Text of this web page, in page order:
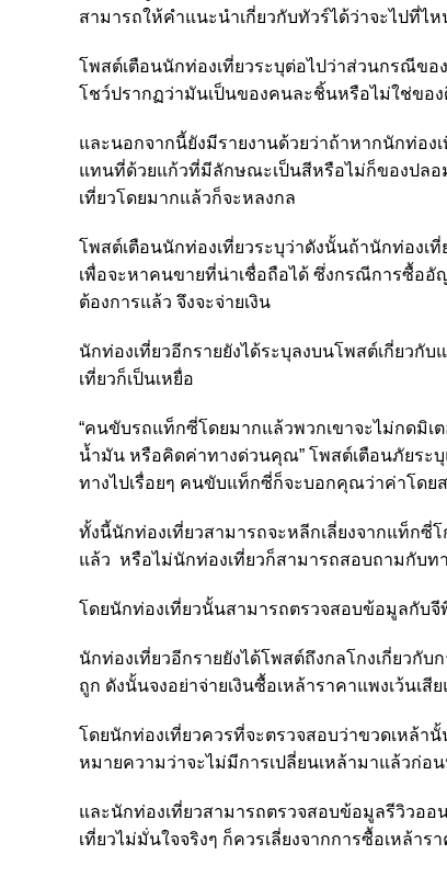
สามารถให้คำแนะนำเกี่ยวกับทัวร์ได้ว่าจะไปที่ไ
โพสต์เตือนนักท่องเที่ยวระบุต่อไปว่าส่วนกรณีข
โชว์ปรากฏว่ามันเป็นของคนละชิ้นหรือไม่ใช่ของ
และนอกจากนี้ยังมีรายงานด้วยว่าถ้าหากนักท่อง
แทนที่ด้วยแก้วที่มีลักษณะเป็นสีหรือไม่ก็ของปลอ
เที่ยวโดยมากแล้วก็จะหลงกล
โพสต์เตือนนักท่องเที่ยวระบุว่าดังนั้นถ้านักท่อง
เพื่อจะหาคนขายที่น่าเชื่อถือได้ ซึ่งกรณีการซื้อ
ต้องการแล้ว จึงจะจ่ายเงิน
นักท่องเที่ยวอีกรายยังได้ระบุลงบนโพสต์เกี่ยวกั
เที่ยวก็เป็นเหยื่อ
“คนขับรถแท็กซี่โดยมากแล้วพวกเขาจะไม่กดมิเ
น้ำมัน หรือคิดค่าทางด่วนคุณ” โพสต์เตือนภัยระ
ทางไปเรื่อยๆ คนขับแท็กซี่ก็จะบอกคุณว่าค่าโดย
ทั้งนี้นักท่องเที่ยวสามารถจะหลีกเลี่ยงจากแท็กซี่
แล้ว หรือไม่นักท่องเที่ยวก็สามารถสอบถามกับท
โดยนักท่องเที่ยวนั้นสามารถตรวจสอบข้อมูลกับจี
นักท่องเที่ยวอีกรายยังได้โพสต์ถึงกลโกงเกี่ยวกั
ถูก ดังนั้นจงอย่าจ่ายเงินซื้อเหล้าราคาแพงเว้นเ
โดยนักท่องเที่ยวควรที่จะตรวจสอบว่าขวดเหล้า
หมายความว่าจะไม่มีการเปลี่ยนเหล้ามาแล้วก่อ
และนักท่องเที่ยวสามารถตรวจสอบข้อมูลรีวิวออ
เที่ยวไม่มั่นใจจริงๆ ก็ควรเลี่ยงจากการซื้อเหล้า